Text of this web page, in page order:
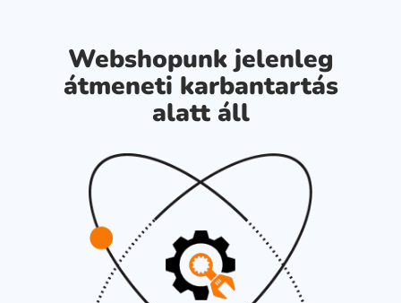
Webshopunk jelenleg
átmeneti karbantartás
alatt áll